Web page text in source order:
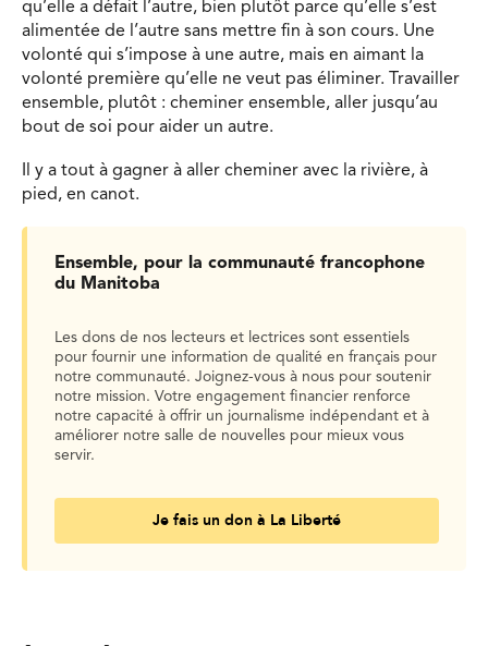
qu’elle a défait l’autre, bien plutôt parce qu’elle s’est
alimentée de l’autre sans mettre fin à son cours. Une
volonté qui s’impose à une autre, mais en aimant la
volonté première qu’elle ne veut pas éliminer. Travailler
ensemble, plutôt : cheminer ensemble, aller jusqu’au
bout de soi pour aider un autre.
Il y a tout à gagner à aller cheminer avec la rivière, à
pied, en canot.
Ensemble, pour la communauté francophone
du Manitoba
Les dons de nos lecteurs et lectrices sont essentiels
pour fournir une information de qualité en français pour
notre communauté. Joignez-vous à nous pour soutenir
notre mission. Votre engagement financier renforce
notre capacité à offrir un journalisme indépendant et à
améliorer notre salle de nouvelles pour mieux vous
servir.
Je fais un don à La Liberté